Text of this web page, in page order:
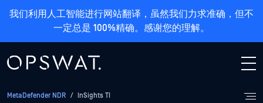
我们利用人工智能进行网站翻译，虽然我们力求准确，但不
一定总是 100%精确。感谢您的理解。
MetaDefender NDR / InSights TI